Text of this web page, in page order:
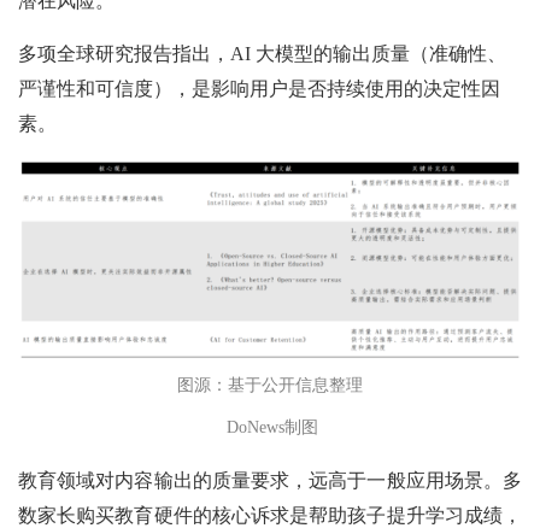
多项全球研究报告指出，AI 大模型的输出质量（准确性、
严谨性和可信度），是影响用户是否持续使用的决定性因
素。
图源：基于公开信息整理
DoNews制图
教育领域对内容输出的质量要求，远高于一般应用场景。多
数家长购买教育硬件的核心诉求是帮助孩子提升学习成绩，